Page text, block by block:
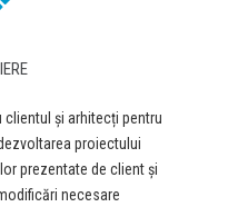
și arhitecți pentru
proiectului
prezentate de client şi
necesare